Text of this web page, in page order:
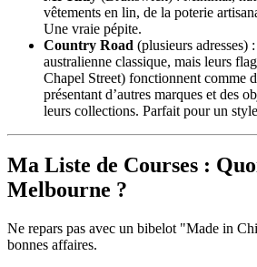
vêtements en lin, de la poterie
Une vraie pépite.
Country Road (plusieurs adresses)
australienne classique, mais leurs
Chapel Street) fonctionnent comme
présentant d’autres marques et des
leurs collections. Parfait pour un
Ma Liste de Courses :
Melbourne ?
Ne repars pas avec un bibelot "Made in
bonnes affaires.